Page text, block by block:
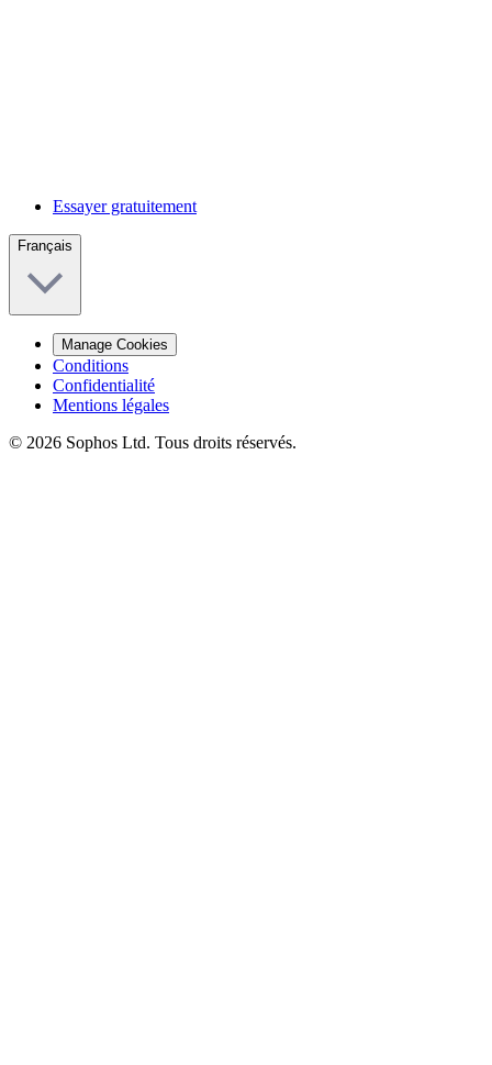
Essayer gratuitement
Français
Manage Cookies
Conditions
Confidentialité
Mentions légales
© 2026 Sophos Ltd. Tous droits réservés.